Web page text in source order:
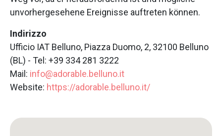
unvorhergesehene Ereignisse auftreten können.
Indirizzo
Ufficio IAT Belluno, Piazza Duomo, 2, 32100 Belluno
(BL) - Tel: +39 334 281 3222
Mail: info@adorable.belluno.it
Website: https://adorable.belluno.it/